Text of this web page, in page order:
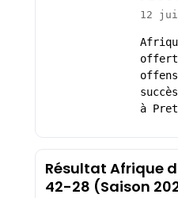
12
offert
à
Résultat Afrique
42-28 (Saison